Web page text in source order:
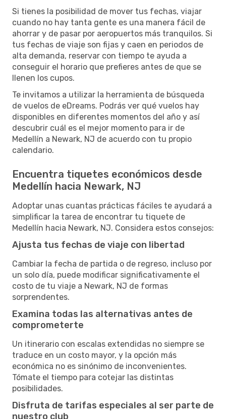
Si tienes la posibilidad de mover tus fechas, viajar
cuando no hay tanta gente es una manera fácil de
ahorrar y de pasar por aeropuertos más tranquilos. Si
tus fechas de viaje son fijas y caen en periodos de
alta demanda, reservar con tiempo te ayuda a
conseguir el horario que prefieres antes de que se
llenen los cupos.
Te invitamos a utilizar la herramienta de búsqueda
de vuelos de eDreams. Podrás ver qué vuelos hay
disponibles en diferentes momentos del año y así
descubrir cuál es el mejor momento para ir de
Medellín a Newark, NJ de acuerdo con tu propio
calendario.
Encuentra tiquetes económicos desde
Medellín hacia Newark, NJ
Adoptar unas cuantas prácticas fáciles te ayudará a
simplificar la tarea de encontrar tu tiquete de
Medellín hacia Newark, NJ. Considera estos consejos:
Ajusta tus fechas de viaje con libertad
Cambiar la fecha de partida o de regreso, incluso por
un solo día, puede modificar significativamente el
costo de tu viaje a Newark, NJ de formas
sorprendentes.
Examina todas las alternativas antes de
comprometerte
Un itinerario con escalas extendidas no siempre se
traduce en un costo mayor, y la opción más
económica no es sinónimo de inconvenientes.
Tómate el tiempo para cotejar las distintas
posibilidades.
Disfruta de tarifas especiales al ser parte de
nuestro club